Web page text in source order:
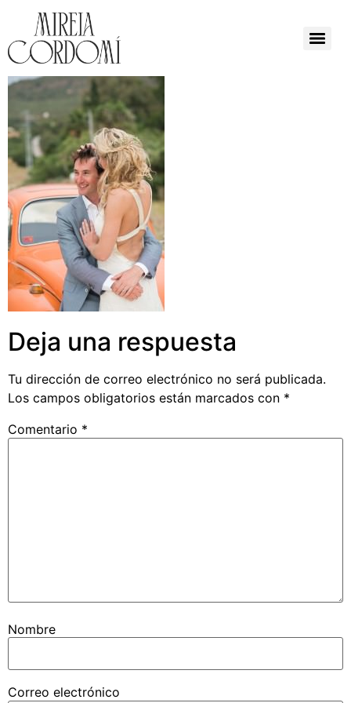
Deja una respuesta
Tu dirección de correo electrónico no será publicada.
Los campos obligatorios están marcados con *
Comentario *
Nombre
Correo electrónico